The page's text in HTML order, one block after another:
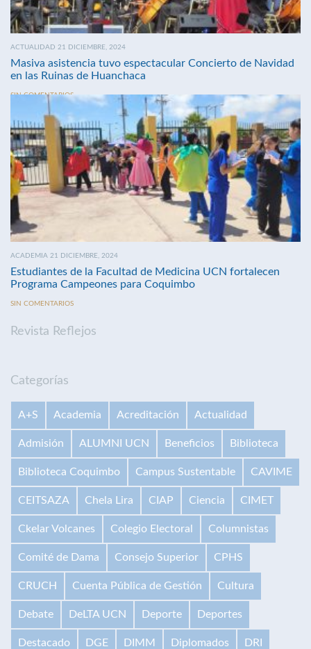
ACTUALIDAD 21 DICIEMBRE, 2024
Masiva asistencia tuvo espectacular Concierto de Navidad
en las Ruinas de Huanchaca
SIN COMENTARIOS
ACADEMIA 21 DICIEMBRE, 2024
Estudiantes de la Facultad de Medicina UCN fortalecen
Programa Campeones para Coquimbo
SIN COMENTARIOS
Revista Reflejos
Categorías
A+S Academia Acreditación Actualidad
Admisión ALUMNI UCN Beneficios Biblioteca
Biblioteca Coquimbo Campus Sustentable CAVIME
CEITSAZA Chela Lira CIAP Ciencia CIMET
Ckelar Volcanes Colegio Electoral Columnistas
Comité de Dama Consejo Superior CPHS
CRUCH Cuenta Pública de Gestión Cultura
Debate DeLTA UCN Deporte Deportes
Destacado DGE DIMM Diplomados DRI